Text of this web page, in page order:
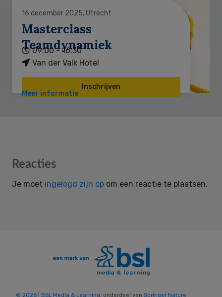
16 december 2025, Utrecht
Masterclass
Teamdynamiek
09:00 - 16:30
Van der Valk Hotel
Inschrijven
Meer informatie
Reader
Reacties
Je moet ingelogd zijn op om een reactie te plaatsen.
© 2026 | BSL Media & Learning , onderdeel van Springer Nature